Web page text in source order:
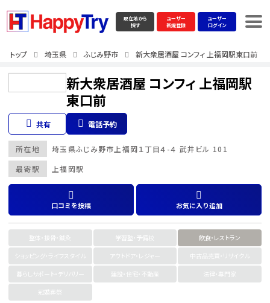
現在地から
探す
ユーザー
新規登録
ユーザー
ログイン
トップ 埼玉県 ふじみ野市 新大衆居酒屋 コンフィ 上福岡駅東口前
新大衆居酒屋 コンフィ 上福岡駅
東口前
共有 電話予約
最寄駅 上福岡駅
所在地 埼玉県ふじみ野市 上福岡１丁目４-４ 武井ビル 101
口コミを投稿 お気に入り追加
整体・接骨・鍼灸 学習塾・予備校
飲食・レストラン
ショッピング・ライフスタイル
アウトドア・レジャー
中古品売買・リサイクル
暮らしサポート・デリバリー
建設・住宅・不動産
法律・専門家
冠婚葬祭